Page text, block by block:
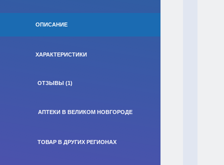
ОПИСАНИЕ
ХАРАКТЕРИСТИКИ
ОТЗЫВЫ (1)
АПТЕКИ В ВЕЛИКОМ НОВГОРОДЕ
ТОВАР В ДРУГИХ РЕГИОНАХ